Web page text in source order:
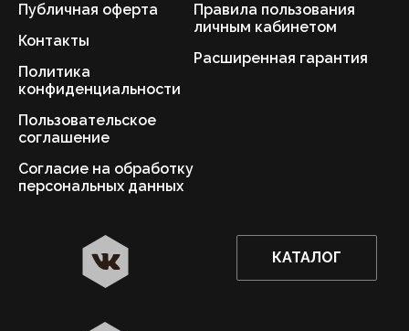
Публичная оферта
Контакты
Политика
конфиденциальности
Пользовательское
соглашение
Согласие на обработку
персональных данных
Правила пользования
личным кабинетом
Расширенная гарантия
КАТАЛОГ